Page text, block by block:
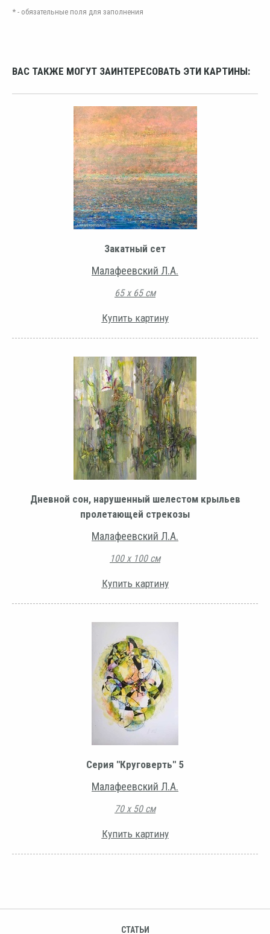
* - обязательные поля для заполнения
ВАС ТАКЖЕ МОГУТ ЗАИНТЕРЕСОВАТЬ ЭТИ КАРТИНЫ:
Закатный сет
Малафеевский Л.А.
65 х 65 см
Купить картину
Дневной сон, нарушенный шелестом крыльев
пролетающей стрекозы
Малафеевский Л.А.
100 х 100 см
Купить картину
Серия "Круговерть" 5
Малафеевский Л.А.
70 х 50 см
Купить картину
СТАТЬИ